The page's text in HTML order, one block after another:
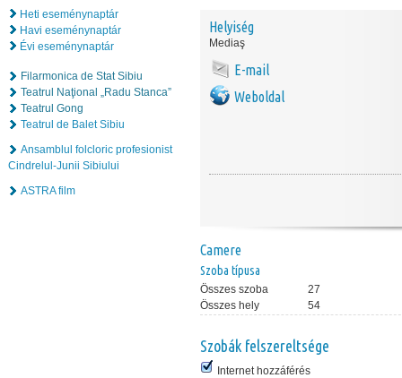
Heti eseménynaptár
Havi eseménynaptár
Évi eseménynaptár
Filarmonica de Stat Sibiu
Teatrul Naţional „Radu Stanca”
Teatrul Gong
Teatrul de Balet Sibiu
Ansamblul folcloric profesionist
Cindrelul-Junii Sibiului
ASTRA film
Helyiség
Mediaş
E-mail
Weboldal
Camere
Szoba típusa
Összes szoba
27
Összes hely
54
Szobák felszereltsége
Internet hozzáférés